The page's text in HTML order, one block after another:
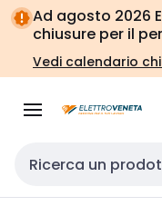
Vai alla
navigazione
Vai
alla
pagina
Ad agosto 2026
chiusure per il
Vedi calendario
Cerca input